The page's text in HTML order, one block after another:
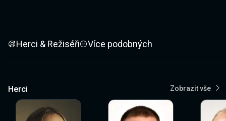
Herci & Režiséři Více podobných
Herci Zobrazit vše